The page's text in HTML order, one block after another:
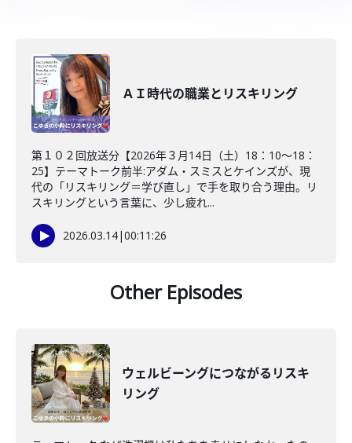
ＡＩ時代の職業とリスキリング
第１０２回放送分【2026年３月14日（土）18：10～18：
25】テーマトーク前半:アダム・スミスとケインズが、現
代の「リスキリング＝学び直し」で手を取り合う理由。リ
スキリングという言葉に、少し疲れ...
2026.03.14|00:11:26
Other Episodes
ウェルビーングにつながるリスキ
リング